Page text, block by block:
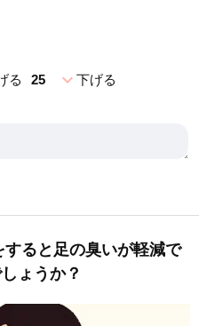
る 25 expand_more下げる
ると足の臭いが軽減で
ょうか？